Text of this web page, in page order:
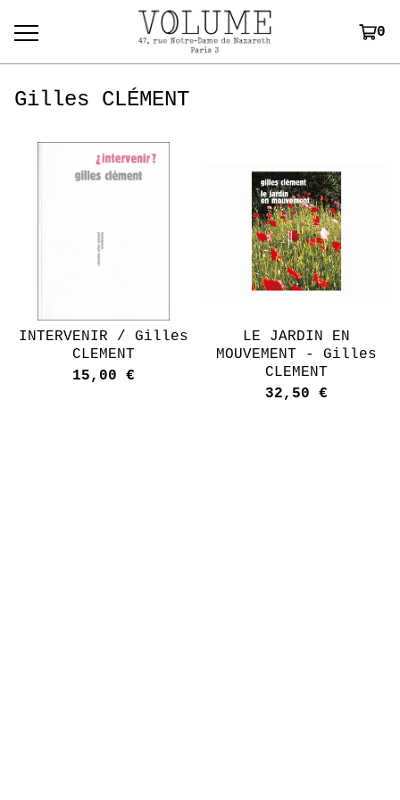
0
Gilles CLÉMENT
INTERVENIR / Gilles
CLEMENT
15,00 €
LE JARDIN EN
MOUVEMENT - Gilles
CLEMENT
32,50 €